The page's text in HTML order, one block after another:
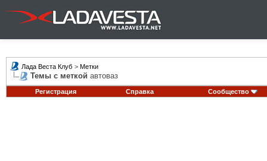
Лада Веста Клуб > Метки
Темы с меткой автоваз
Регистрация Справка Сообщество